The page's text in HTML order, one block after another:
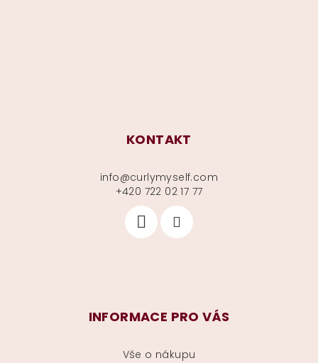
KONTAKT
info@curlymyself.com
+420 722 02 17 77
INFORMACE PRO VÁS
Vše o nákupu